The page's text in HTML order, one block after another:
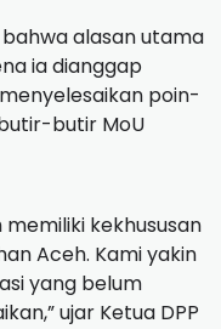
alasan utama
ia dianggap
poin-
butir MoU
kekhususan
Aceh. Kami yakin
yang belum
ujar Ketua DPP